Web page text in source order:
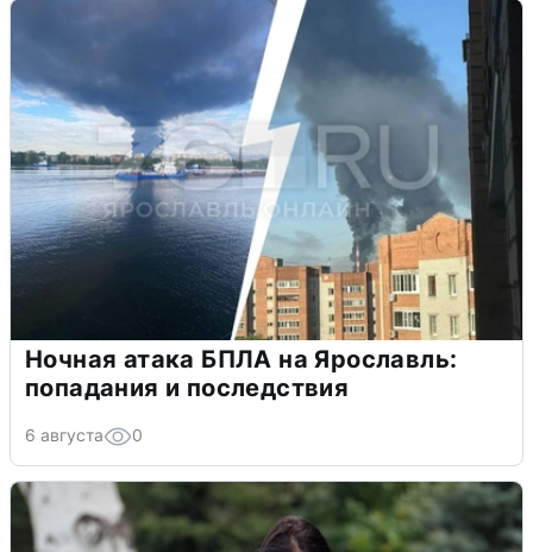
Ночная атака БПЛА на Ярославль:
попадания и последствия
6 августа 0